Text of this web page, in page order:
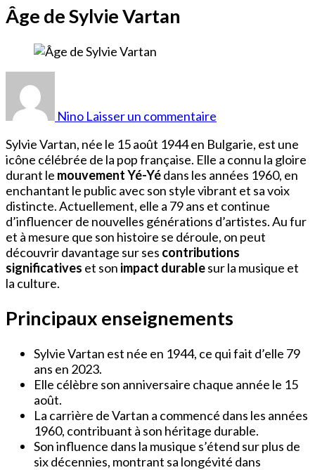
Âge de Sylvie Vartan
Nino Laisser un commentaire
Sylvie
Vartan
Sylvie Vartan, née le 15 août 1944 en Bulgarie, est une
icône célébrée de la pop française. Elle a connu la gloire
durant le mouvement Yé-Yédans les années 1960, en
enchantant le public avec son style vibrant et sa voix
distincte. Actuellement, elle a 79 ans et continue
d’influencer de nouvelles générations d’artistes. Au fur
et à mesure que son histoire se déroule, on peut
découvrir davantage sur ses contributions
significatives et son impact durablesur la musique et
la culture.
Principaux enseignements
Sylvie Vartan est née en 1944, ce qui fait d’elle 79
ans en 2023.
Elle célèbre son anniversaire chaque année le 15
août.
La carrière de Vartan a commencé dans les années
1960, contribuant à son héritage durable.
Son influence dans la musique s’étend sur plus de
six décennies, montrant sa longévité dans